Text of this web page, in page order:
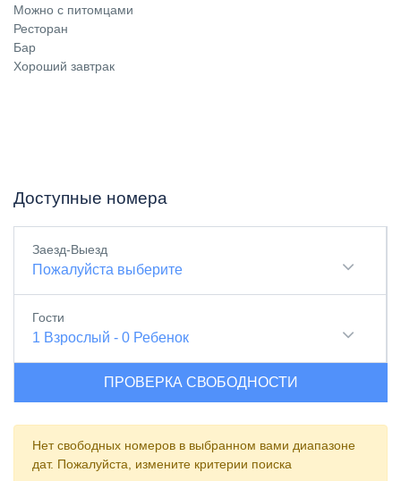
Можно с питомцами
Ресторан
Бар
Хороший завтрак
Доступные номера
Заезд-Выезд
Пожалуйста выберите
Гости
1 Взрослый - 0 Ребенок
ПРОВЕРКА СВОБОДНОСТИ
Нет свободных номеров в выбранном вами диапазоне
дат. Пожалуйста, измените критерии поиска